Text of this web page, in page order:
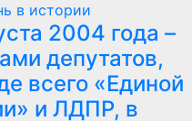
в истории
2004 года –
депутатов,
всего «Единой
и ЛДПР, в